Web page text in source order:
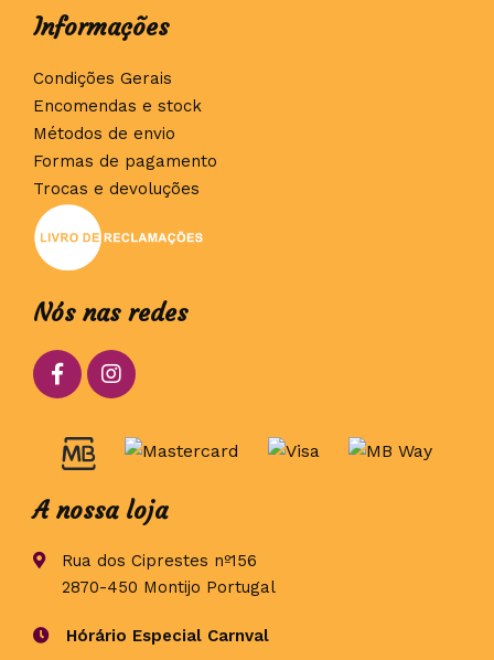
Informações
Condições Gerais
Encomendas e stock
Métodos de envio
Formas de pagamento
Trocas e devoluções
Nós nas redes
A nossa loja
Rua dos Ciprestes nº156
2870-450 Montijo Portugal
Hórário Especial Carnval